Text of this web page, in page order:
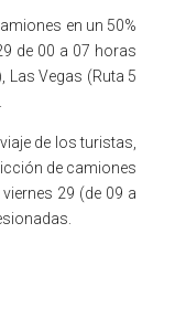
en un 50%
de 00 a 07 horas
Las Vegas (Ruta 5
de los turistas,
de camiones
29 (de 09 a